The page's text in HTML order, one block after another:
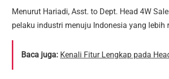
Menurut Hariadi, Asst. to Dept. Head 4W
pelaku industri menuju Indonesia yang
Baca juga: Kenali Fitur Lengkap pada